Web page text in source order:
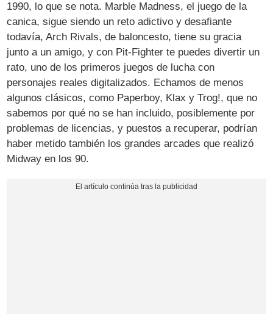
1990, lo que se nota. Marble Madness, el juego de la
canica, sigue siendo un reto adictivo y desafiante
todavía, Arch Rivals, de baloncesto, tiene su gracia
junto a un amigo, y con Pit-Fighter te puedes divertir un
rato, uno de los primeros juegos de lucha con
personajes reales digitalizados. Echamos de menos
algunos clásicos, como Paperboy, Klax y Trog!, que no
sabemos por qué no se han incluido, posiblemente por
problemas de licencias, y puestos a recuperar, podrían
haber metido también los grandes arcades que realizó
Midway en los 90.